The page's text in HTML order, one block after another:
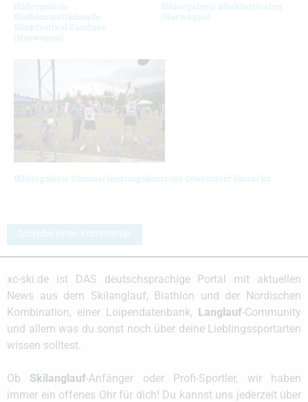
Bildergalerie
Biathlonwettkämpfe
Blinkfestival Sandnes
(Norwegen)
Bildergalerie Blinkfestivalen
(Norwegen)
Bildergalerie Sommerleistungskontrolle Oberstdorf Skirocks
Schreibe einen Kommentar
xc-ski.de ist DAS deutschsprachige Portal mit aktuellen
News aus dem Skilanglauf, Biathlon und der Nordischen
Kombination, einer Loipendatenbank, Langlauf-Community
und allem was du sonst noch über deine Lieblingssportarten
wissen solltest.
Ob Skilanglauf-Anfänger oder Profi-Sportler, wir haben
immer ein offenes Ohr für dich! Du kannst uns jederzeit über